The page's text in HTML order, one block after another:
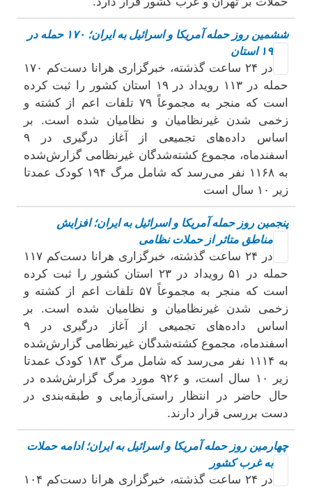
ششمین روز حمله آمریکا و اسرائیل به ایران؛ ۱۷۰ حمله در
در ۲۴ ساعت گذشته، خبرگزاری هرانا دست‌کم ۱۷۰
حمله در ۱۱۳ رویداد در ۱۹ استان کشور را ثبت کرده
است که منجر به مجموعاً ۷۹ تلفات اعم از کشته و
زخمی شدن غیرنظامیان و نظامیان شده است. بر
اسفندماه، مجموع کشته‌شدگان غیرنظامی گزارش‌شده
به ۱۱۶۸ نفر می‌رسد که شامل مرگ ۱۹۴ کودک عمدتا
زیر ۱۰ سال است
پنجمین روز حمله آمریکا و اسرائیل به ایران؛ افزایش
مناطق متاثر از حملات نظامی
در ۲۴ ساعت گذشته، خبرگزاری هرانا دست‌کم ۱۱۷
حمله در ۵۱ رویداد در ۲۳ استان کشور را ثبت کرده
است که منجر به مجموعاً ۵۷ تلفات اعم از کشته و
زخمی شدن غیرنظامیان و نظامیان شده است. بر
اسفندماه، مجموع کشته‌شدگان غیرنظامی گزارش‌شده
به ۱۱۱۴ نفر می‌رسد که شامل مرگ ۱۸۳ کودک عمدتا
زیر ۱۰ سال است، و ۹۲۶ مورد مرگ گزارش‌شده در
حال حاضر در انتظار راستی‌آزمایی و طبقه‌بندی در
دست بررسی قرار دارند.
چهارمین روز حمله آمریکا و اسرائیل به ایران؛ ادامه حملات
به غرب کشور
در ۲۴ ساعت گذشته، خبرگزاری هرانا دست‌کم ۱۰۴